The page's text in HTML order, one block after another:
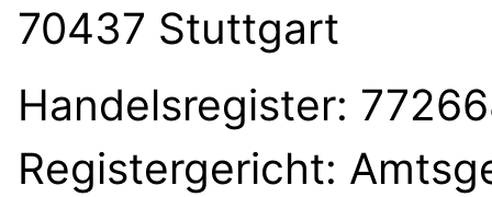
70437 Stuttgart
Handelsregister:
Registergericht: